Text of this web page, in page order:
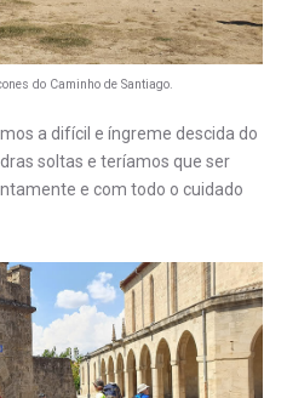
do Caminho de Santiago.
a difícil e íngreme descida do
soltas e teríamos que ser
e com todo o cuidado